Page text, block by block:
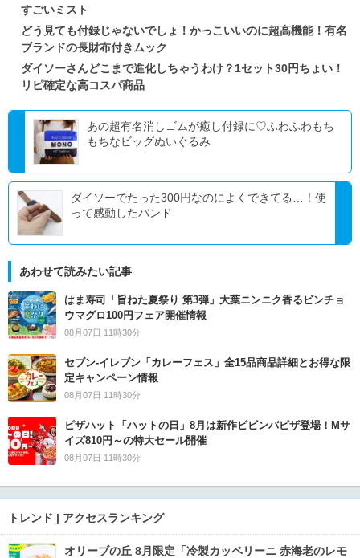
すごいミスト
どう見ても付録じゃないでしょ！かっこいいのに超高機能！有名
ブランドの長財布付きムック
ダイソーさんどこまで進化しちゃうわけ？1セット30円ちょい！
リピ確定な高コスパ商品
あの超有名消しゴムが癒し付録に♡ふわふわもち
もちなビッグぬいぐるみ
ダイソーでたった300円なのによくできてる…！使
って感動したバンド
あわせて読みたい記事
はま寿司「旨ねた夏祭り 第3弾」大葉ニンニク香るビンチョ
ウマグロ100円フェア開催情報
08月07日 11時30分
セブン‐イレブン「カレーフェス」全15品商品詳細とお得な限
定キャンペーン情報
08月07日 11時30分
ピザハット「ハットの日」8月は新作ビビンバピザ登場！Mサ
イズ810円～の特大セール開催
08月07日 11時30分
トレンド | アクセスランキング
オリーブの丘 8月限定「冷製カッペリーニ 赤海老のレモ